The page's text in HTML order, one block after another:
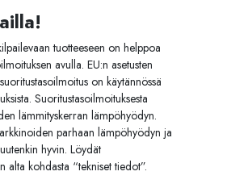
tuotteeseen on helppoa
avulla. EU:n asetusten
on käytännössä
Suoritustasoilmoituksesta
lämmityskerran lämpöhyödyn.
parhaan lämpöhyödyn ja
hyvin. Löydät
alta kohdasta “tekniset tiedot”.